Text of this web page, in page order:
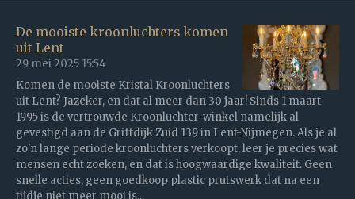
De mooiste kroonluchters komen
uit Lent
29 mei 2025 15:54
Komen de mooiste Kristal Kroonluchters
uit Lent? Jazeker, en dat al meer dan 30 jaar! Sinds 1 maart
1995 is de vertrouwde Kroonluchter-winkel namelijk al
gevestigd aan de Griftdijk Zuid 139 in Lent-Nijmegen. Als je al
zo'n lange periode kroonluchters verkoopt, leer je precies wat
mensen echt zoeken, en dat is hoogwaardige kwaliteit. Geen
snelle acties, geen goedkoop plastic prutswerk dat na een
tijdje niet meer mooi is...